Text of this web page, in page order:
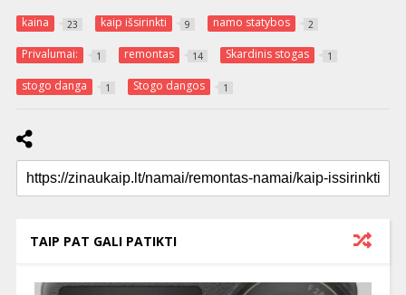
kaina 23 kaip išsirinkti 9 namo statybos 2
Privalumai: 1 remontas 14 Skardinis stogas 1
stogo danga 1 Stogo dangos 1
TAIP PAT GALI PATIKTI